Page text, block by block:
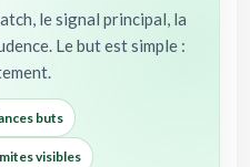
le signal principal, la
Le but est simple :
buts
visibles